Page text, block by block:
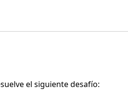
el siguiente desafío: